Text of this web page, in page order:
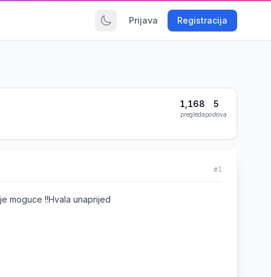
Prijava Registracija
1,168
pregleda
5
postova
#1
moguce !!Hvala unaprijed